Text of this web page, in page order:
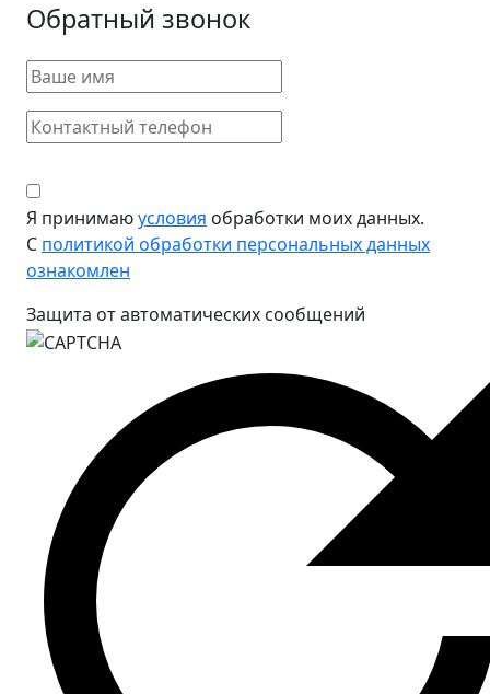
Обратный звонок
Я принимаюусловия обработки моих данных.
С политикой обработки персональных данных
ознакомлен
Защита от автоматических сообщений